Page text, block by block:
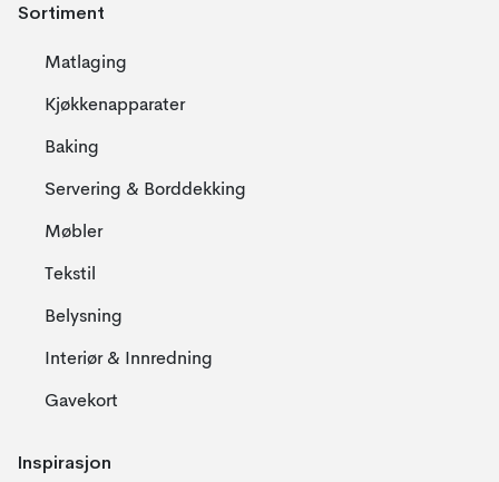
Sortiment
Matlaging
Kjøkkenapparater
Baking
Servering & Borddekking
Møbler
Tekstil
Belysning
Interiør & Innredning
Gavekort
Inspirasjon